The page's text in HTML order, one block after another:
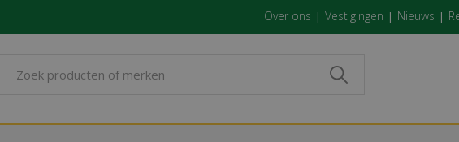
Over ons Vestigingen Nieuws